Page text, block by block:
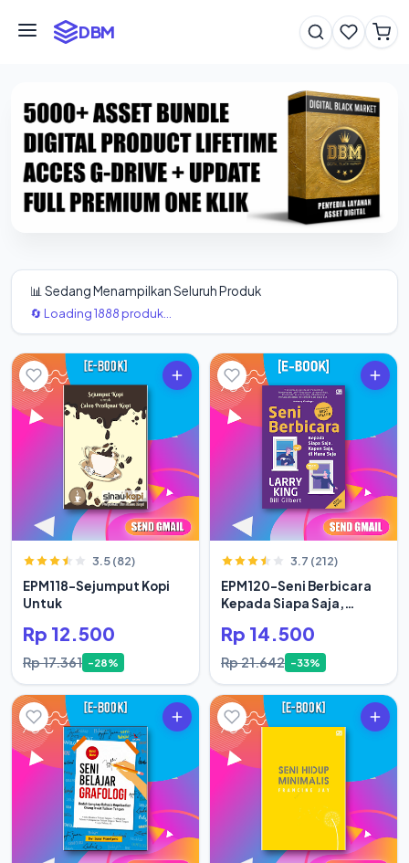
DBM
📊 Sedang Menampilkan Seluruh Produk
🔄 Loading 1888 produk...
3.5 (82)
EPM118-Sejumput Kopi
Untuk
Rp 12.500
Rp 17.361 -28%
3.7 (212)
EPM120-Seni Berbicara
Kepada Siapa Saja,
Rp 14.500
Rp 21.642 -33%